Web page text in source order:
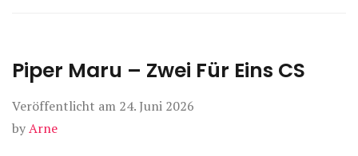
Piper Maru – Zwei Für Eins CS
Veröffentlicht am 24. Juni 2026
byArne